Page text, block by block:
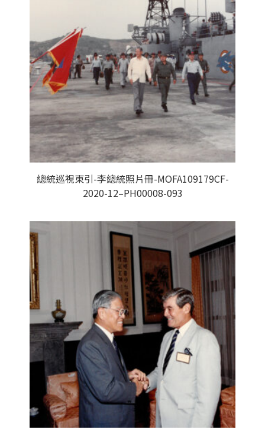
總統巡視東引-李總統照片冊-MOFA109179CF-
2020-12–PH00008-093